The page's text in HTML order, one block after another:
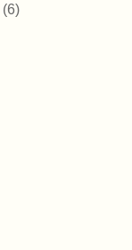
66